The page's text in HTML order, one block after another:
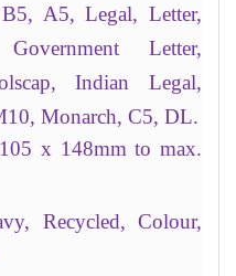
A5, Legal, Letter,
Letter,
Indian Legal,
Monarch, C5, DL.
x 148mm to max.
Recycled, Colour,